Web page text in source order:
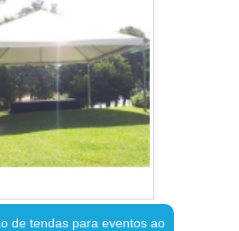
de tendas para eventos ao